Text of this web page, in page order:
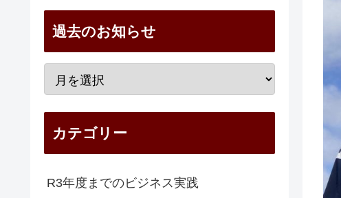
過去のお知らせ
カテゴリー
R3年度までのビジネス実践